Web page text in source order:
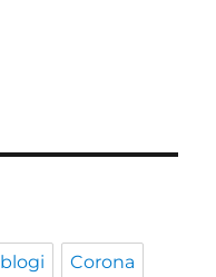
blogi Corona